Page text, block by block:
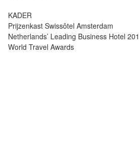
KADER
Prijzenkast ­Swissôtel Amsterdam
Netherlands’ Leading Business Hotel
World Travel Awards